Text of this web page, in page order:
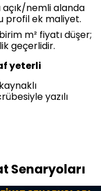
açık/nemli alanda
profil ek maliyet.
m² fiyatı düşer;
geçerlidir.
yeterli
yazılı
Senaryoları